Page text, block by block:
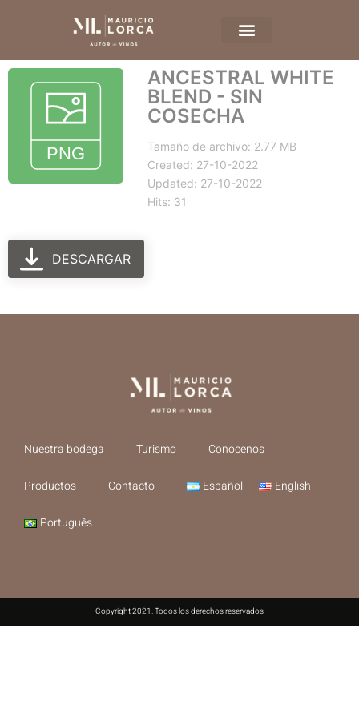
ANCESTRAL WHITE
BLEND - SIN
COSECHA
Tamaño de archivo: 2.77 MB
Created: 27-10-2022
Updated: 27-10-2022
Hits: 31
DESCARGAR
Nuestra bodega Turismo Conocenos
Productos Contacto Español English
Português
Copyright 2021. Todos los derechos reservados